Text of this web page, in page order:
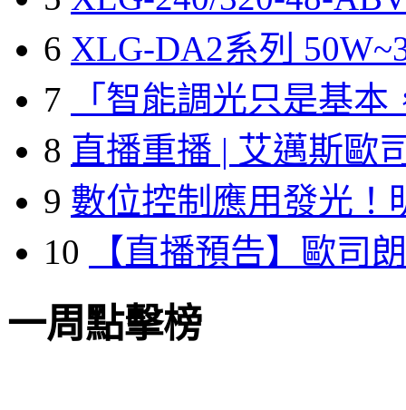
6 XLG-DA2系列
7
「智能調光只是基本
8 直播重播 | 艾邁斯歐
9 數位控制應用發光！
10
【直播預告】歐司
一周點擊榜